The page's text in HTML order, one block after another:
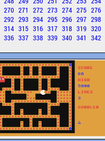
270 271 272 273 274 275 276
292 293 294 295 296 297 298
314 315 316 317 318 319 320
336 337 338 339 340 341 342